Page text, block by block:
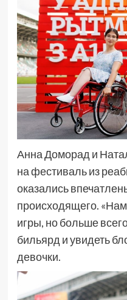
Анна Доморад и
на фестиваль из
оказались
происходящего.
игры, но больше
бильярд и увидеть
девочки.